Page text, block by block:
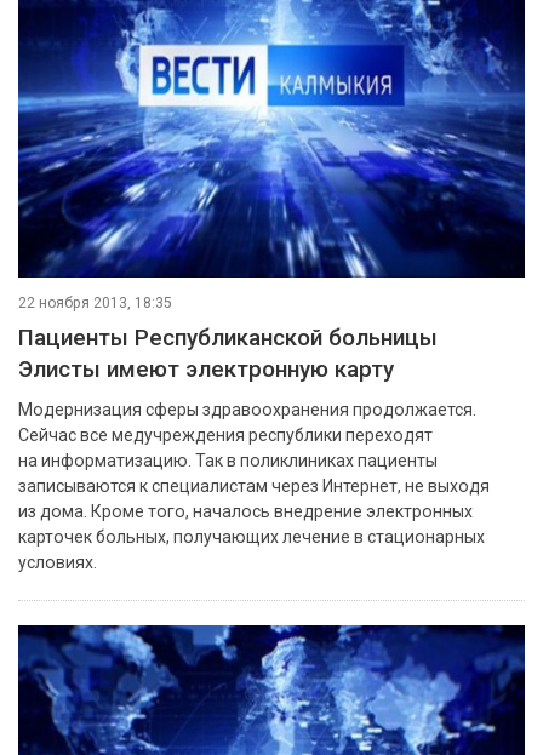
22 ноября 2013, 18:35
Пациенты Республиканской больницы
Элисты имеют электронную карту
Модернизация сферы здравоохранения продолжается.
Сейчас все медучреждения республики переходят
на информатизацию. Так в поликлиниках пациенты
записываются к специалистам через Интернет, не выходя
из дома. Кроме того, началось внедрение электронных
карточек больных, получающих лечение в стационарных
условиях.